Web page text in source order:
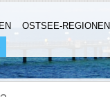
OSTSEE-REGIONEN